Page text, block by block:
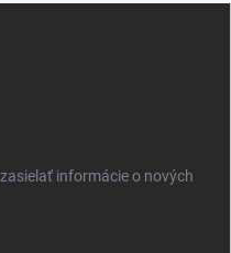
informácie o nových